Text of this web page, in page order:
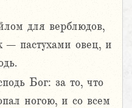
для верблюдов,
пастухами овец, и
Бог: за то, что
ногою, и со всем